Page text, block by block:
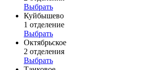
Выбрать
Куйбышево
1 отделение
Выбрать
Октябрьское
2 отделения
Выбрать